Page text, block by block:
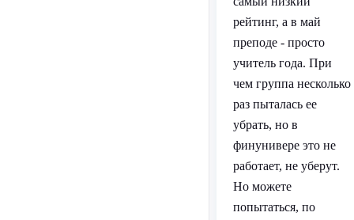
рейтинг, а в май
преподе - просто
учитель года. При
чем группа несколько
раз пыталась ее
убрать, но в
финунивере это не
работает, не уберут.
Но можете
попытаться, по